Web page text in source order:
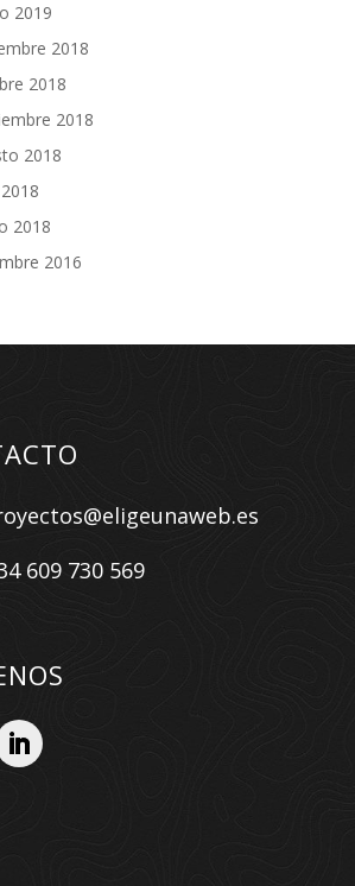
2019
2018
2018
2018
2018
2018
2016
609 730 569